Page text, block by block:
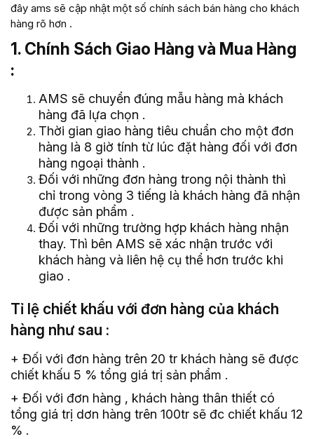
đây ams sẽ cập nhật một số chính sách bán hàng cho khách
hàng rõ hơn .
1. Chính Sách Giao Hàng và Mua Hàng
:
AMS sẽ chuyển đúng mẫu hàng mà khách
hàng đã lựa chọn .
Thời gian giao hàng tiêu chuẩn cho một đơn
hàng là 8 giờ tính từ lúc đặt hàng đối với đơn
hàng ngoại thành .
Đối với những đơn hàng trong nội thành thì
chỉ trong vòng 3 tiếng là khách hàng đã nhận
được sản phẩm .
Đối với những trường hợp khách hàng nhận
thay. Thì bên AMS sẽ xác nhận trước với
khách hàng và liên hệ cụ thể hơn trước khi
giao .
Tỉ lệ chiết khấu với đơn hàng của khách
hàng như sau :
+ Đối với đơn hàng trên 20 tr khách hàng sẽ được
chiết khấu 5 % tổng giá trị sản phẩm .
+ Đối với đơn hàng , khách hàng thân thiết có
tổng giá trị dơn hàng trên 100tr sẽ đc chiết khấu 12
% .